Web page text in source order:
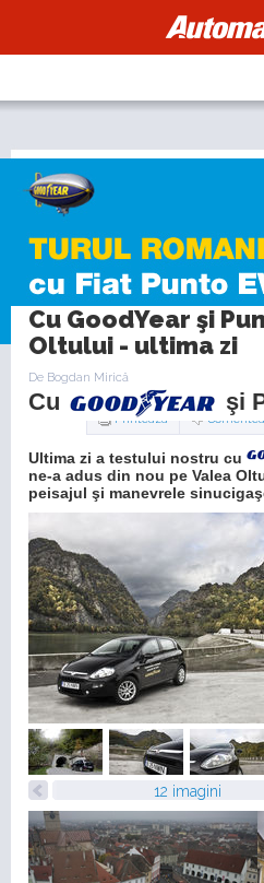
peisajul şi manevrele sinucigaşe ale
Cu GoodYear şi
Oltului - ultima zi
De Bogdan Mirică
Publicat Sambata, 23.10.2010
Printeaza
Ultima zi a testului nostru cu
ne-a adus din nou pe Valea
peisajul şi manevrele
12 imagini
Cu şi